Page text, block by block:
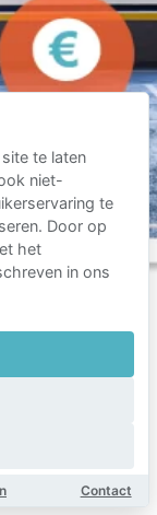
te laten
niet-
te
Door op
het
in ons
Contact